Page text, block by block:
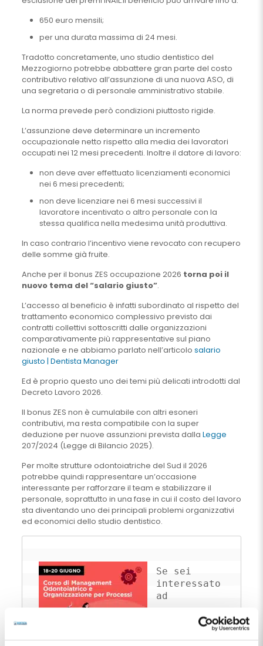
650 euro mensili;
per una durata massima di 24 mesi.
Tradotto concretamente, uno studio dentistico del
Mezzogiorno potrebbe abbattere gran parte del costo
contributivo relativo all’assunzione di una nuova ASO, di
una segretaria o di personale amministrativo stabile.
La norma prevede però condizioni piuttosto rigide.
L’assunzione deve determinare un incremento
occupazionale netto rispetto alla media dei lavoratori
occupati nei 12 mesi precedenti. Inoltre il datore di lavoro:
non deve aver effettuato licenziamenti economici
nei 6 mesi precedenti;
non deve licenziare nei 6 mesi successivi il
lavoratore incentivato o altro personale con la
stessa qualifica nella medesima unità produttiva.
In caso contrario l’incentivo viene revocato con recupero
delle somme già fruite.
Anche per il bonus ZES occupazione 2026 torna poi il
nuovo tema del “salario giusto”.
L’accesso al beneficio è infatti subordinato al rispetto del
trattamento economico complessivo previsto dai
contratti collettivi sottoscritti dalle organizzazioni
comparativamente più rappresentative sul piano
nazionale e ne abbiamo parlato nell’articolo salario
giusto | Dentista Manager
Ed è proprio questo uno dei temi più delicati introdotti dal
Decreto Lavoro 2026.
Il bonus ZES non è cumulabile con altri esoneri
contributivi, ma resta compatibile con la super
deduzione per nuove assunzioni prevista dalla Legge
207/2024 (Legge di Bilancio 2025).
Per molte strutture odontoiatriche del Sud il 2026
potrebbe quindi rappresentare un’occasione
interessante per rafforzare il team e stabilizzare il
personale, soprattutto in una fase in cui il costo del lavoro
sta diventando uno dei principali problemi organizzativi
ed economici dello studio dentistico.
Se sei
interessato
ad